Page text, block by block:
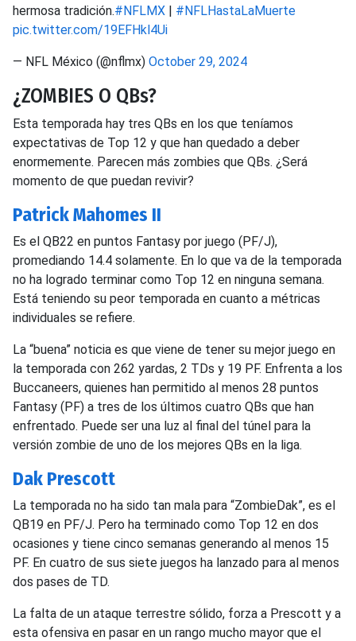
hermosa tradición.#NFLMX | #NFLHastaLaMuerte
pic.twitter.com/19EFHkl4Ui
— NFL México (@nflmx) October 29, 2024
¿ZOMBIES O QBs?
Esta temporada hay tres QBs en los que teníamos
expectativas de Top 12 y que han quedado a deber
enormemente. Parecen más zombies que QBs. ¿Será
momento de que puedan revivir?
Patrick Mahomes II
Es el QB22 en puntos Fantasy por juego (PF/J),
promediando 14.4 solamente. En lo que va de la temporada
no ha logrado terminar como Top 12 en ninguna semana.
Está teniendo su peor temporada en cuanto a métricas
individuales se refiere.
La “buena” noticia es que viene de tener su mejor juego en
la temporada con 262 yardas, 2 TDs y 19 PF. Enfrenta a los
Buccaneers, quienes han permitido al menos 28 puntos
Fantasy (PF) a tres de los últimos cuatro QBs que han
enfrentado. Puede ser una luz al final del túnel para la
versión zombie de uno de los mejores QBs en la liga.
Dak Prescott
La temporada no ha sido tan mala para “ZombieDak”, es el
QB19 en PF/J. Pero ha terminado como Top 12 en dos
ocasiones y tiene cinco semanas generando al menos 15
PF. En cuatro de sus siete juegos ha lanzado para al menos
dos pases de TD.
La falta de un ataque terrestre sólido, forza a Prescott y a
esta ofensiva en pasar en un rango mucho mayor que el